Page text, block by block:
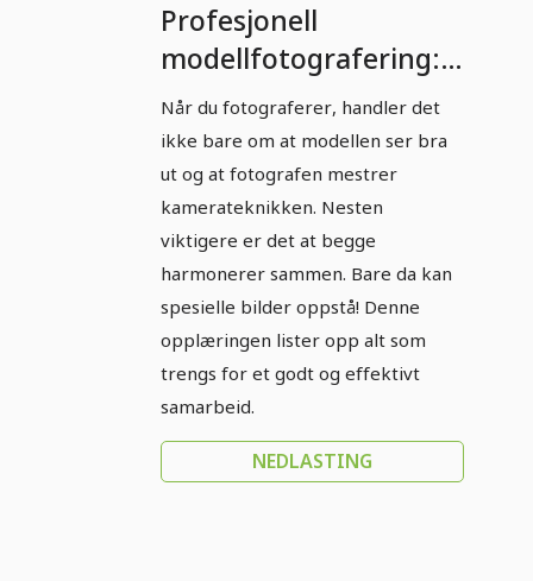
Profesjonell
modellfotografering:
Del 9 - Effektivt
samarbeid i teamet.
Når du fotograferer, handler det
ikke bare om at modellen ser bra
ut og at fotografen mestrer
kamerateknikken. Nesten
viktigere er det at begge
harmonerer sammen. Bare da kan
spesielle bilder oppstå! Denne
opplæringen lister opp alt som
trengs for et godt og effektivt
samarbeid.
NEDLASTING